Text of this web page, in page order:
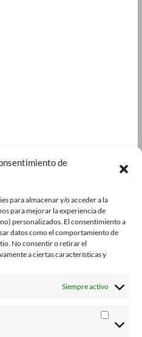
de
para almacenar y/o acceder a la
para mejorar la experiencia de
personalizados. El consentimiento a
datos como el comportamiento de
No consentir o retirar el
a ciertas características y
Siempre activo